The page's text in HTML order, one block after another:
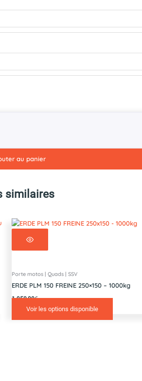
au panier
similaires
Porte motos | Quads | SSV
ERDE PLM 150 FREINE 250×150 – 1000kg
1 950,00€
Voir les options disponible